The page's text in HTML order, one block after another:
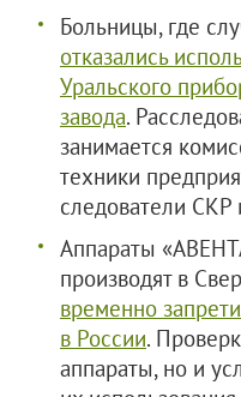
Больницы, где
отказались
Уральского
завода.
занимается
техники
следователи СКР
Аппараты
производят в
временно
в России.
аппараты, но и